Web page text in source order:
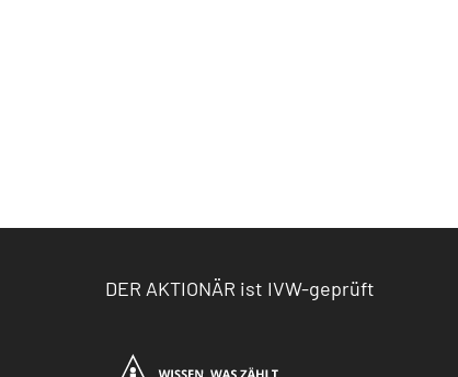
DER AKTIONÄR ist IVW-geprüft